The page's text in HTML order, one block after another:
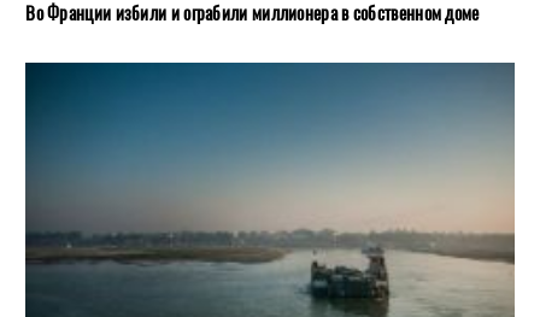
Во Франции избили и ограбили миллионера в собственном доме